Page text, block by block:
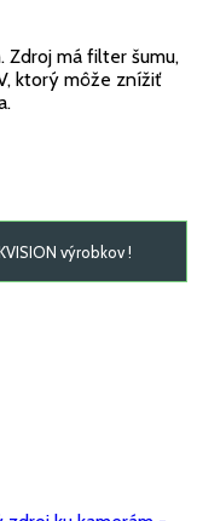
Zdroj má filter šumu,
ktorý môže znížiť
výrobkov !